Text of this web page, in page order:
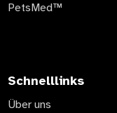
PetsMed™
Schnelllinks
Über uns